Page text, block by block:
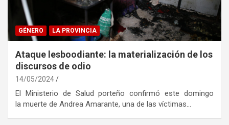
GÉNERO LA PROVINCIA
Ataque lesboodiante: la materialización de los
discursos de odio
14/05/2024
El Ministerio de Salud porteño confirmó este domingo
la muerte de Andrea Amarante, una de las víctimas…